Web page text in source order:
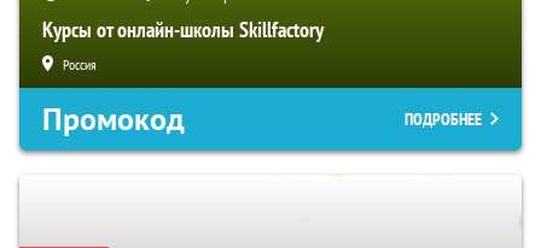
Курсы от онлайн-школы Skillfactory
Россия
Промокод ПОДРОБНЕЕ